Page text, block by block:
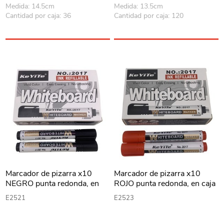
Medida: 14.5cm
Cantidad por caja: 36
Medida: 13.5cm
Cantidad por caja: 120
Marcador de pizarra x10
NEGRO punta redonda, en
caja
E2521
Marcador de pizarra x10
ROJO punta redonda, en caja
E2523